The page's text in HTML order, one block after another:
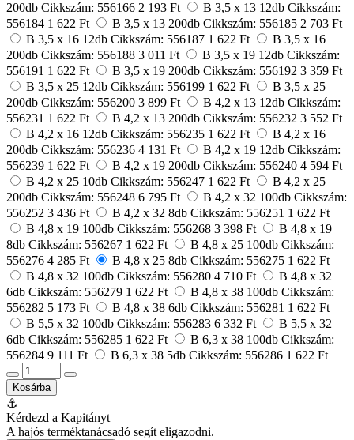
200db Cikkszám: 556166 2 193 Ft B 3,5 x 13 12db Cikkszám:
556184 1 622 Ft B 3,5 x 13 200db Cikkszám: 556185 2 703 Ft
B 3,5 x 16 12db Cikkszám: 556187 1 622 Ft
B 3,5 x 16
200db Cikkszám: 556188 3 011 Ft B 3,5 x 19 12db Cikkszám:
556191 1 622 Ft B 3,5 x 19 200db Cikkszám: 556192 3 359 Ft
B 3,5 x 25 12db Cikkszám: 556199 1 622 Ft
B 3,5 x 25
200db Cikkszám: 556200 3 899 Ft B 4,2 x 13 12db Cikkszám:
556231 1 622 Ft B 4,2 x 13 200db Cikkszám: 556232 3 552 Ft
B 4,2 x 16 12db Cikkszám: 556235 1 622 Ft
B 4,2 x 16
200db Cikkszám: 556236 4 131 Ft B 4,2 x 19 12db Cikkszám:
556239 1 622 Ft B 4,2 x 19 200db Cikkszám: 556240 4 594 Ft
B 4,2 x 25 10db Cikkszám: 556247 1 622 Ft
B 4,2 x 25
200db Cikkszám: 556248 6 795 Ft B 4,2 x 32 100db Cikkszám:
556252 3 436 Ft B 4,2 x 32 8db Cikkszám: 556251 1 622 Ft
B 4,8 x 19 100db Cikkszám: 556268 3 398 Ft
B 4,8 x 19
8db Cikkszám: 556267 1 622 Ft B 4,8 x 25 100db Cikkszám:
556276 4 285 Ft B 4,8 x 25 8db Cikkszám: 556275 1 622 Ft
B 4,8 x 32 100db Cikkszám: 556280 4 710 Ft
B 4,8 x 32
6db Cikkszám: 556279 1 622 Ft B 4,8 x 38 100db Cikkszám:
556282 5 173 Ft B 4,8 x 38 6db Cikkszám: 556281 1 622 Ft
B 5,5 x 32 100db Cikkszám: 556283 6 332 Ft
B 5,5 x 32
6db Cikkszám: 556285 1 622 Ft B 6,3 x 38 100db Cikkszám:
556284 9 111 Ft B 6,3 x 38 5db Cikkszám: 556286 1 622 Ft
Kosárba
⚓
Kérdezd a Kapitányt
A hajós terméktanácsadó segít eligazodni.